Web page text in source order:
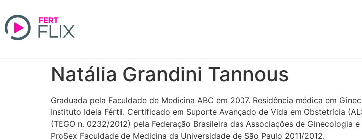
Natália Grandini Tannous
Graduada pela Faculdade de Medicina ABC em 2007. Residência médica em
Instituto Ideia Fértil. Certificado em Suporte Avançado de Vida em Obstetrícia
(TEGO n. 0232/2012) pela Federação Brasileira das Associações de Ginecologia
ProSex Faculdade de Medicina da Universidade de São Paulo 2011/2012.